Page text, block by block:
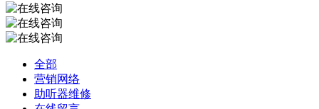
全部
营销网络
助听器维修